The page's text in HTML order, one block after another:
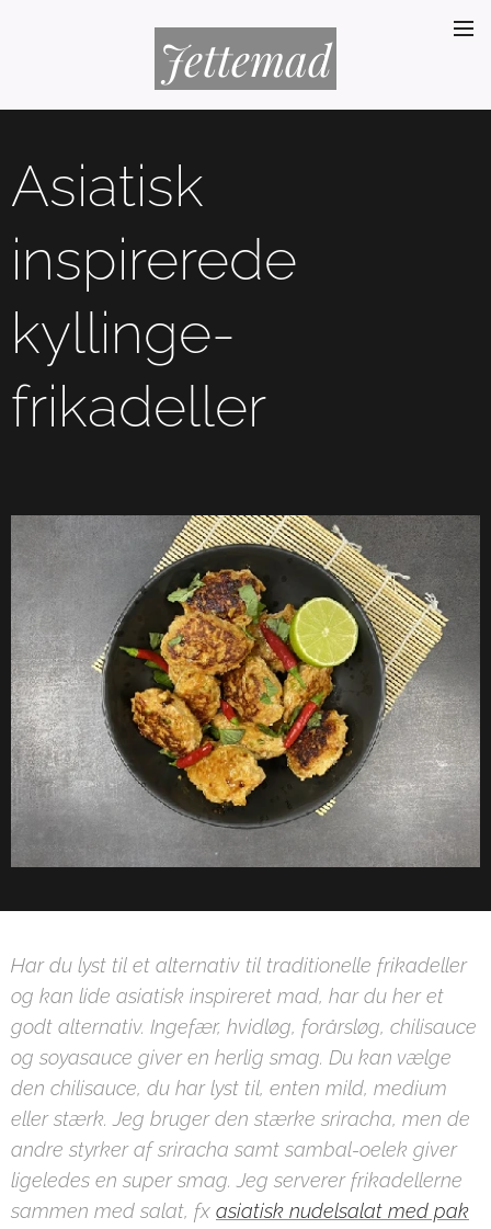
Jettemad
Asiatisk
inspirerede
kyllinge-
frikadeller
Har du lyst til et alternativ til traditionelle frikadeller
og kan lide asiatisk inspireret mad, har du her et
godt alternativ. Ingefær, hvidløg, forårsløg, chilisauce
og soyasauce giver en herlig smag. Du kan vælge
den chilisauce, du har lyst til, enten mild, medium
eller stærk. Jeg bruger den stærke sriracha, men de
andre styrker af sriracha samt sambal-oelek giver
ligeledes en super smag. Jeg serverer frikadellerne
sammen med salat, fx asiatisk nudelsalat med pak